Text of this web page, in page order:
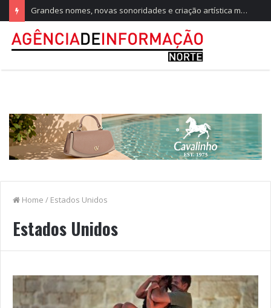
Grandes nomes, novas sonoridades e criação artística marcam a nova temporada do CTAL
Home / Estados Unidos
Estados Unidos